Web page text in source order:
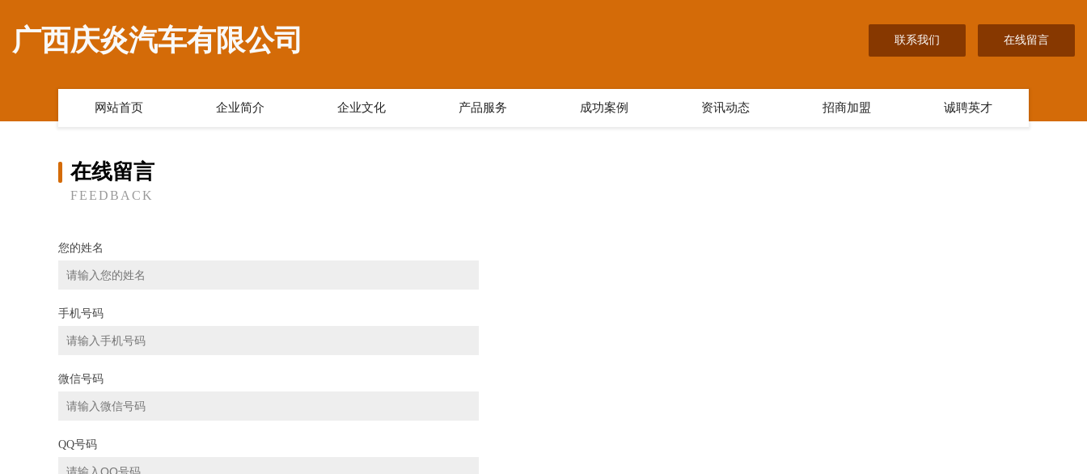
广西庆炎汽车有限公司 联系我们 在线留言
网站首页 企业简介 企业文化 产品服务 成功案例 资讯动态 招商加盟 诚聘英才
在线留言
FEEDBACK
您的姓名
手机号码
微信号码
QQ号码